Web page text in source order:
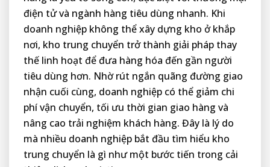
điện tử và ngành hàng tiêu dùng nhanh. Khi
doanh nghiệp không thể xây dựng kho ở khắp
nơi, kho trung chuyển trở thành giải pháp thay
thế linh hoạt để đưa hàng hóa đến gần người
tiêu dùng hơn. Nhờ rút ngắn quãng đường giao
nhận cuối cùng, doanh nghiệp có thể giảm chi
phí vận chuyển, tối ưu thời gian giao hàng và
nâng cao trải nghiệm khách hàng. Đây là lý do
mà nhiều doanh nghiệp bắt đầu tìm hiểu kho
trung chuyển là gì như một bước tiến trong cải